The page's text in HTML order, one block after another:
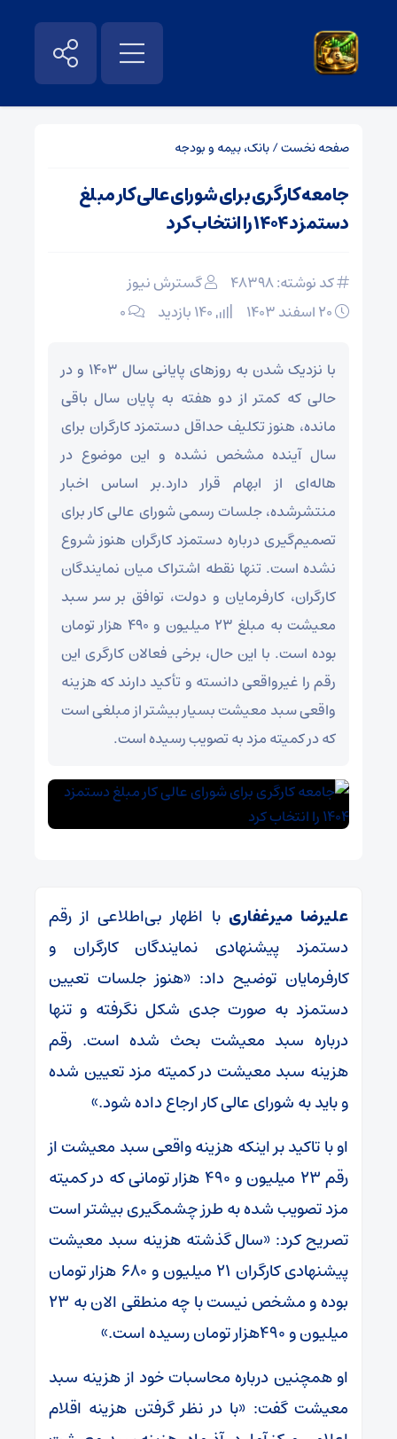
صفحه نخست/بانک، بیمه و بودجه
جامعه کارگری برای شورای عالی کار مبلغ
دستمزد ۱۴۰۴ را انتخاب کرد
کد نوشته: 48398
گسترش نیوز
۰
با نزدیک شدن به روزهای پایانی سال ۱۴۰۳ و در
حالی که کمتر از دو هفته به پایان سال باقی
مانده، هنوز تکلیف حداقل دستمزد کارگران برای
سال آینده مشخص نشده و این موضوع در
هاله‌ای از ابهام قرار دارد.بر اساس اخبار
منتشرشده، جلسات رسمی شورای عالی کار برای
تصمیم‌گیری درباره دستمزد کارگران هنوز شروع
نشده است. تنها نقطه اشتراک میان نمایندگان
کارگران، کارفرمایان و دولت، توافق بر سر سبد
معیشت به مبلغ ۲۳ میلیون و ۴۹۰ هزار تومان
بوده است. با این حال، برخی فعالان کارگری این
رقم را غیرواقعی دانسته و تأکید دارند که هزینه
واقعی سبد معیشت بسیار بیشتر از مبلغی است
که در کمیته مزد به تصویب رسیده است.
علیرضا میرغفاری با اظهار بی‌اطلاعی از رقم
دستمزد پیشنهادی نمایندگان کارگران و
کارفرمایان توضیح داد: «هنوز جلسات تعیین
دستمزد به صورت جدی شکل نگرفته و تنها
درباره سبد معیشت بحث شده است. رقم
هزینه سبد معیشت در کمیته مزد تعیین شده
و باید به شورای عالی کار ارجاع داده شود.»
او با تاکید بر اینکه هزینه واقعی سبد معیشت از
رقم ۲۳ میلیون و ۴۹۰ هزار تومانی که در کمیته
مزد تصویب شده به طرز چشمگیری بیشتر است
تصریح کرد: «سال گذشته هزینه سبد معیشت
پیشنهادی کارگران ۲۱ میلیون و ۶۸۰ هزار تومان
بوده و مشخص نیست با چه منطقی الان به ۲۳
میلیون و ۴۹۰هزار تومان رسیده است.»
او همچنین درباره محاسبات خود از هزینه سبد
معیشت گفت: «با در نظر گرفتن هزینه اقلام